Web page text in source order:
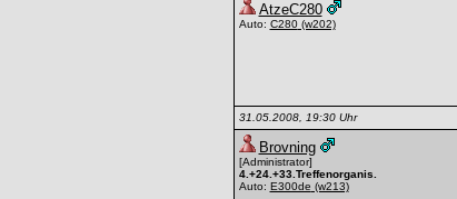
AtzeC280
Auto: C280(w202)
31.05.2008, 19:30 Uhr
Brovning
[Administrator]
4.+24.+33.Treffenorganis.
Auto: E300de (w213)